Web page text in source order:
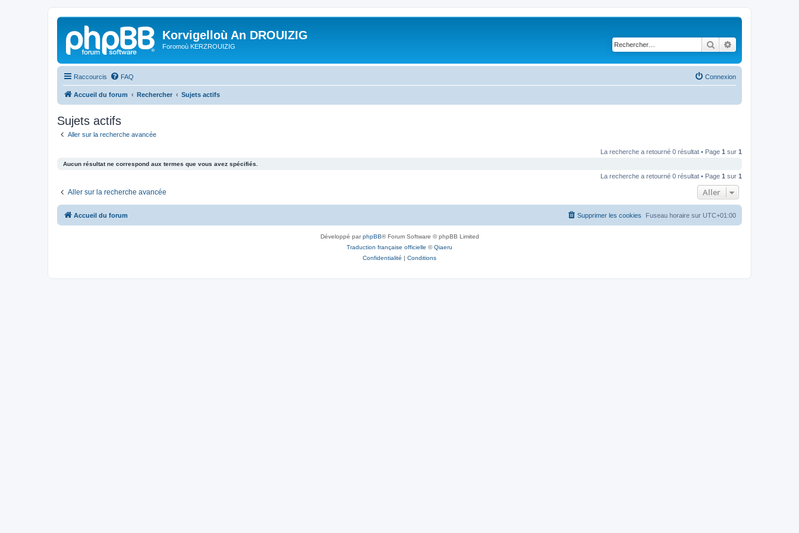
Korvigelloù An DROUIZIG
Foromoù KERZROUIZIG Rechercher
Raccourcis FAQ Connexion
Accueil du forum Rechercher Sujets actifs
Sujets actifs
Aller sur la recherche avancée
La recherche a retourné 0 résultat • Page 1 sur 1
Aucun résultat ne correspond aux termes que vous avez spécifiés.
La recherche a retourné 0 résultat • Page 1 sur 1
Aller sur la recherche avancée Aller
Accueil du forum Fuseau horaire sur UTC+01:00
Supprimer les cookies
Développé parphpBB® Forum Software © phpBB Limited
Traduction française officielle ©Qiaeru
Confidentialité | Conditions